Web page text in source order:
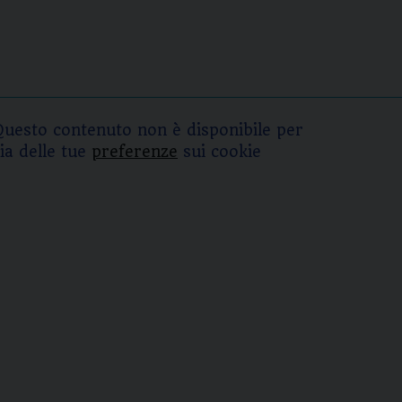
contenuto non è disponibile per
delle tue preferenze sui cookie